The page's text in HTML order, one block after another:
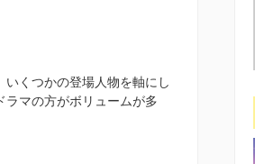
くつかの登場人物を軸にし
ラマの方がボリュームが多